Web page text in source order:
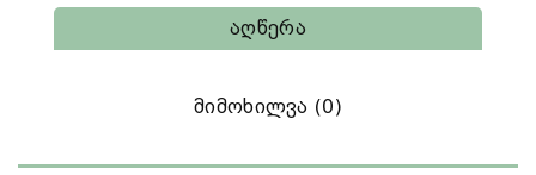
Აღწერა
Მიმოხილვა (0)